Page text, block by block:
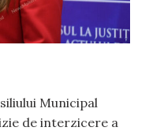
Municipal
de interzicere a